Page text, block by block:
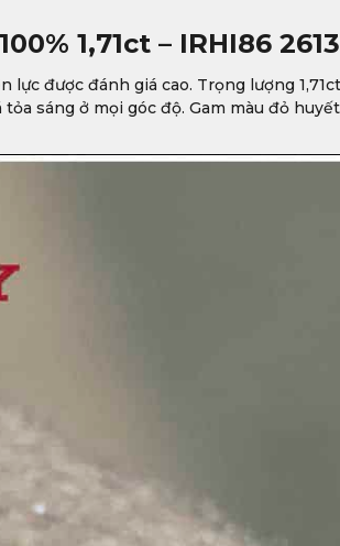
1,71ct – IRHI86
được đánh giá cao. Trọng lượng
sáng ở mọi góc độ. Gam màu đỏ